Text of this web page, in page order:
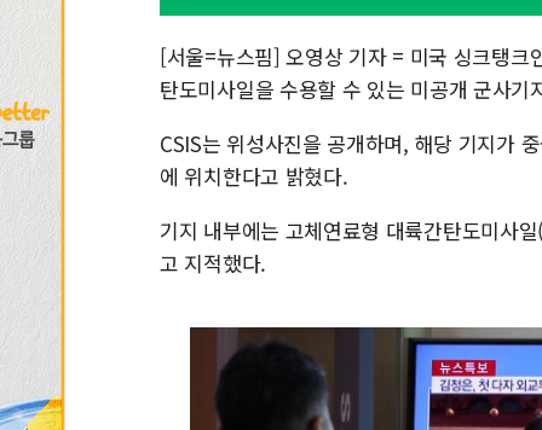
[서울=뉴스핌] 오영상 기자 = 미국 싱크탱크
탄도미사일을 수용할 수 있는 미공개 군사
CSIS는 위성사진을 공개하며, 해당 기지가
에 위치한다고 밝혔다.
기지 내부에는 고체연료형 대륙간탄도미사
고 지적했다.